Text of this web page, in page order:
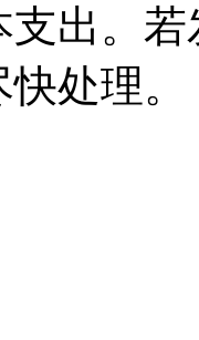
出。
处理。